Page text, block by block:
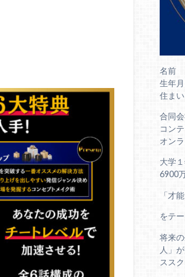
名前
生年
住ま
合同
コン
オン
大学
6900
「才
をテ
将来
人」
スス